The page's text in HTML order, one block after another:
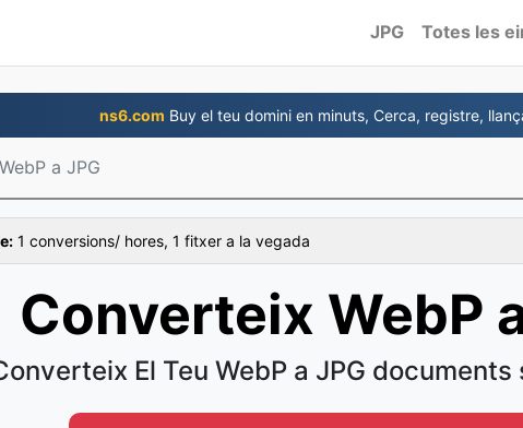
JPG Totes les
ns6.com Buy el teu domini en minuts, Cerca, registre,
WebP a JPG
1 conversions/ hores, 1 fitxer a la vegada
Converteix WebP
El Teu WebP a JPG